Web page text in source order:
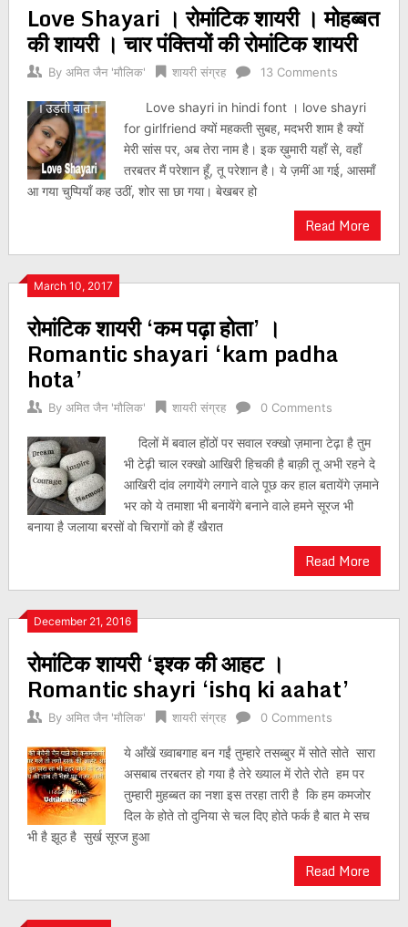
Love Shayari । रोमांटिक शायरी । मोहब्बत
की शायरी । चार पंक्तियों की रोमांटिक शायरी
By अमित जैन 'मौलिक' शायरी संग्रह 13 Comments
Love shayri in hindi font । love shayri
for girlfriend क्यों महकती सुबह, मदभरी शाम है क्यों
मेरी सांस पर, अब तेरा नाम है। इक ख़ुमारी यहाँ से, वहाँ
तरबतर मैं परेशान हूँ, तू परेशान है। ये ज़मीं आ गई, आसमाँ
आ गया चुप्पियाँ कह उठीं, शोर सा छा गया। बेखबर हो
Read More
March 10, 2017
रोमांटिक शायरी ‘कम पढ़ा होता’ ।
Romantic shayari ‘kam padha
hota’
By अमित जैन 'मौलिक' शायरी संग्रह 0 Comments
दिलों में बवाल होंठों पर सवाल रक्खो ज़माना टेढ़ा है तुम
भी टेढ़ी चाल रक्खो आखिरी हिचकी है बाक़ी तू अभी रहने दे
आखिरी दांव लगायेंगे लगाने वाले पूछ कर हाल बतायेंगे ज़माने
भर को ये तमाशा भी बनायेंगे बनाने वाले हमने सूरज भी
बनाया है जलाया बरसों वो चिरागों को हैं खैरात
Read More
December 21, 2016
रोमांटिक शायरी ‘इश्क की आहट ।
Romantic shayri ‘ishq ki aahat’
By अमित जैन 'मौलिक' शायरी संग्रह 0 Comments
ये आँखें ख्वाबगाह बन गईं तुम्हारे तसब्बुर में सोते सोते सारा
असबाब तरबतर हो गया है तेरे ख्याल में रोते रोते हम पर
तुम्हारी मुहब्बत का नशा इस तरहा तारी है कि हम कमजोर
दिल के होते तो दुनिया से चल दिए होते फर्क है बात मे सच
भी है झूठ है सुर्ख सूरज हुआ
Read More